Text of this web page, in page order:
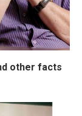
other facts